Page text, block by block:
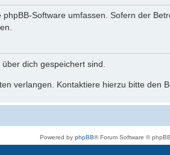
Software umfassen. Sofern der
dich gespeichert sind.
verlangen. Kontaktiere hierzu bitte den
Powered by phpBB® Forum Software ©